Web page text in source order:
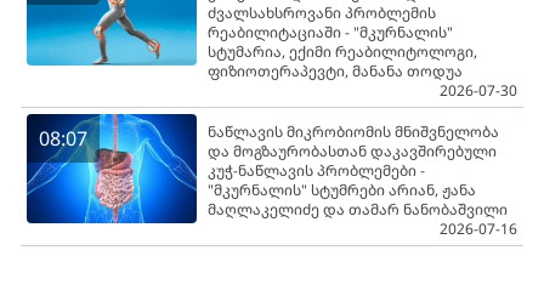
ძვალსახსროვანი პრობლემის
რეაბილიტაციაში - "მკურნალის"
სტუმარია, ექიმი რეაბილიტოლოგი,
ფიზიოთერაპევტი, მანანა თოდუა
2026-07-30
08:07
ნაწლავის მიკრობიომის მნიშვნელობა
და მოგზაურობასთან დაკავშირებული
კუჭ-ნაწლავის პრობლემები -
"მკურნალის" სტუმრები არიან, ჟანა
მაღლაკელიძე და თამარ ნანობაშვილი
2026-07-16